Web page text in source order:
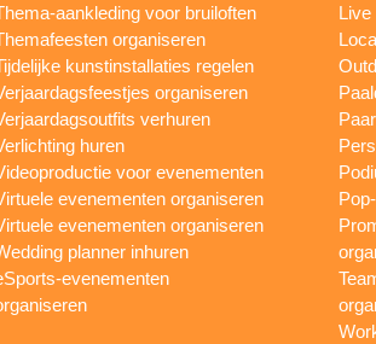
aankleding voor bruiloften
organiseren
kunstinstallaties regelen
organiseren
verhuren
huren
voor evenementen
evenementen organiseren
evenementen organiseren
planner inhuren
evenementen
Live